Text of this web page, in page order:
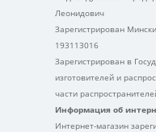
Леонидович
Зарегистрирован
193113016
Зарегистрирован в
изготовителей и
части
Информация об
Интернет-магазин